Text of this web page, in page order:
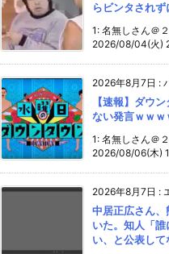
らビンタされ
1: 名無しさん＠
2026/08/04(火)
2026年8月7日 :
【速報】ダウ
ない発言ｗｗｗ
1: 名無しさん＠
2026/08/06(木)
2026年8月7日 :
中居正広さん
いた。知人「
い、と公表して